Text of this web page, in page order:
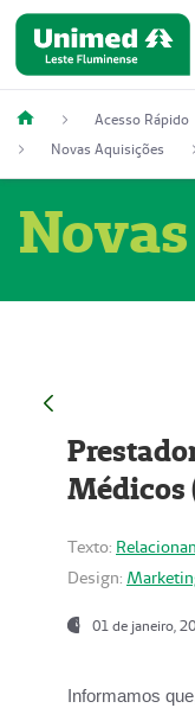
Acesso Rápido
Novas Aquisições
Médicos
Texto:
Design:
01 de janeiro,
Informamos